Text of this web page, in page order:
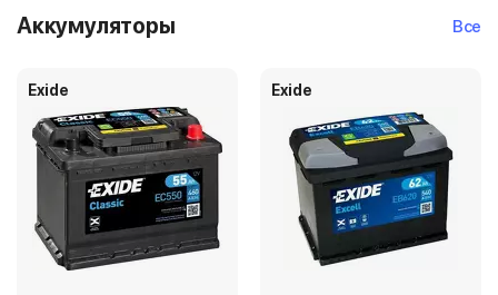
Аккумуляторы Все
Exide Exide